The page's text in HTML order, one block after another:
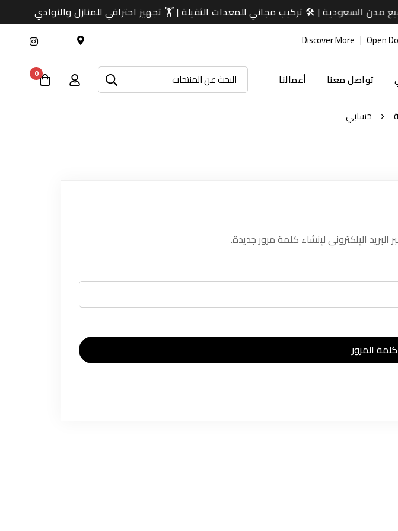
السعودية | 🛠️ تركيب مجاني للمعدات الثقيلة | 🏋️ تجهيز احترافي للمنازل والنوادي
Open
Discover More
تواصل معنا أعمالنا 0
حسابي
الإلكتروني لإنشاء كلمة مرور جديدة.
المرور